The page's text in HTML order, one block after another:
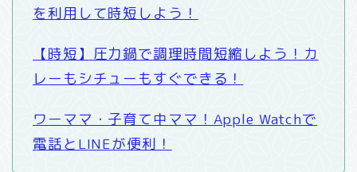
を利用して時短しよう！
【時短】圧力鍋で調理時間短縮しよう！カ
レーもシチューもすぐできる！
ワーママ・子育て中ママ！Apple Watchで
電話とLINEが便利！